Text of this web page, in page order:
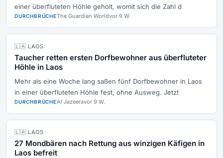
einer überfluteten Höhle geholt, womit sich die Zahl d
DURCHBRÜCHEThe Guardian Worldvor 9 W.
🇱🇦 LAOS
Taucher retten ersten Dorfbewohner aus überfluteter
Höhle in Laos
Mehr als eine Woche lang saßen fünf Dorfbewohner in Laos
in einer überfluteten Höhle fest, ohne Ausweg. Jetzt
DURCHBRÜCHEAl Jazeeravor 9 W.
🇱🇦 LAOS
27 Mondbären nach Rettung aus winzigen Käfigen in
Laos befreit